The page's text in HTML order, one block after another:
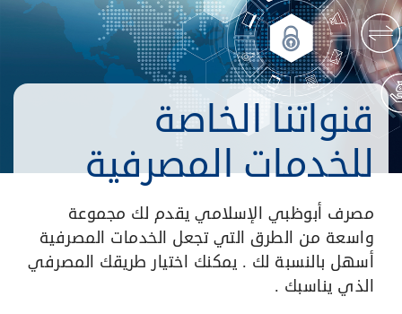
قنواتنا الخاصة
للخدمات المصرفية
​مصرف أبوظبي الإسلامي يقدم لك مجموعة
واسعة من الطرق التي تجعل الخدمات المصرفية
أسهل بالنسبة لك . يمكنك اختيار طريقك المصرفي
الذي يناسبك .